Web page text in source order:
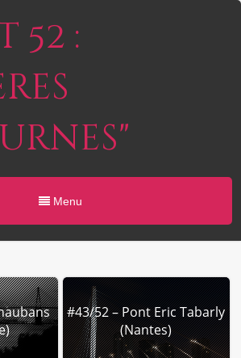
:
Menu
#43/52 – Pont Eric Tabarly
(Nantes)